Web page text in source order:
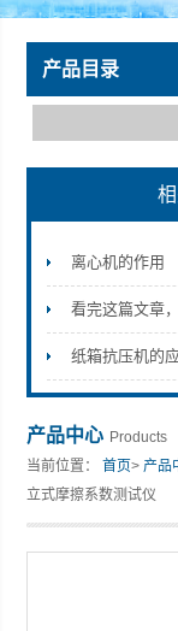
山东安尼麦特仪器有限
产品目录
离心机的作用
看完这篇文章
纸箱抗压机的
产品中心 Products
当前位置：首页>产品
立式摩擦系数测试仪